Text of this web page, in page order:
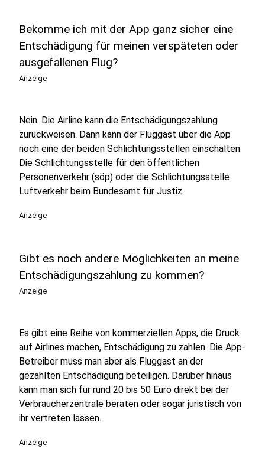
Bekomme ich mit der App ganz sicher eine
Entschädigung für meinen verspäteten oder
ausgefallenen Flug?
Anzeige
Nein. Die Airline kann die Entschädigungszahlung
zurückweisen. Dann kann der Fluggast über die App
noch eine der beiden Schlichtungsstellen einschalten:
Die Schlichtungsstelle für den öffentlichen
Personenverkehr (söp) oder die Schlichtungsstelle
Luftverkehr beim Bundesamt für Justiz
Anzeige
Gibt es noch andere Möglichkeiten an meine
Entschädigungszahlung zu kommen?
Anzeige
Es gibt eine Reihe von kommerziellen Apps, die Druck
auf Airlines machen, Entschädigung zu zahlen. Die App-
Betreiber muss man aber als Fluggast an der
gezahlten Entschädigung beteiligen. Darüber hinaus
kann man sich für rund 20 bis 50 Euro direkt bei der
Verbraucherzentrale beraten oder sogar juristisch von
ihr vertreten lassen.
Anzeige